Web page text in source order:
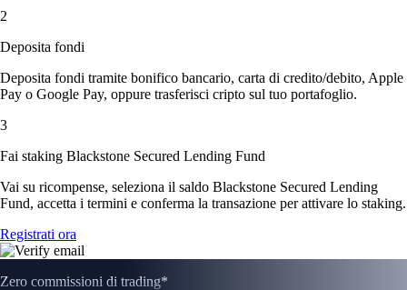
2
Deposita fondi
Deposita fondi tramite bonifico bancario, carta di credito/debito, Apple
Pay o Google Pay, oppure trasferisci cripto sul tuo portafoglio.
3
Fai staking Blackstone Secured Lending Fund
Vai su ricompense, seleziona il saldo Blackstone Secured Lending
Fund, accetta i termini e conferma la transazione per attivare lo staking.
Registrati ora
Zero commissioni di trading*